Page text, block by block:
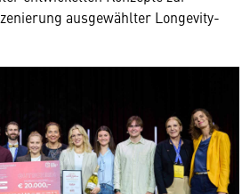
ausgewählter Longevity-